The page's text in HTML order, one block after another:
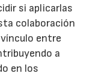
si aplicarlas
colaboración
entre
a
en los